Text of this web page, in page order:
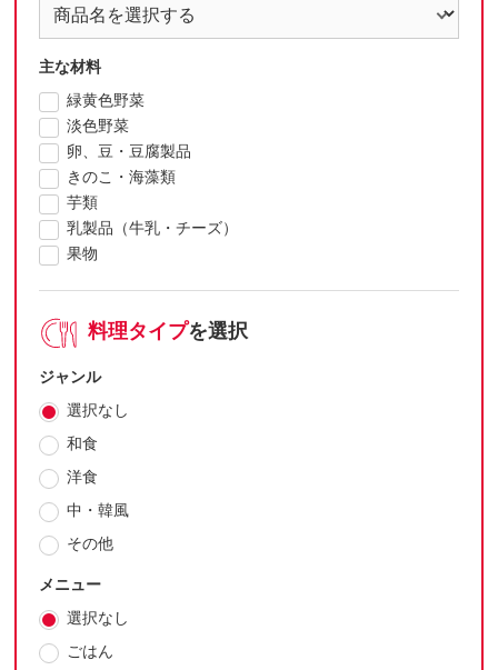
主な材料
緑黄色野菜
淡色野菜
卵、豆・豆腐製品
きのこ・海藻類
芋類
乳製品（牛乳・チーズ）
果物
料理タイプを選択
ジャンル
選択なし
和食
洋食
中・韓風
その他
メニュー
選択なし
ごはん